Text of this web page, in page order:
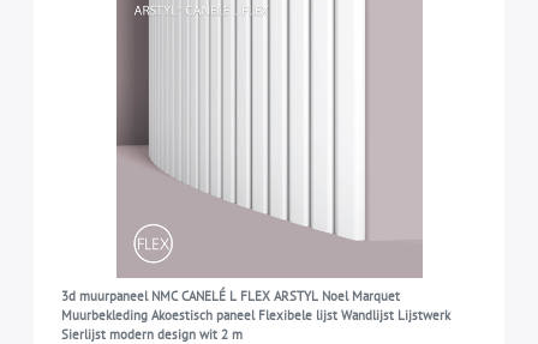
3d muurpaneel NMC CANELÉ L FLEX ARSTYL Noel Marquet
Muurbekleding Akoestisch paneel Flexibele lijst Wandlijst Lijstwerk
Sierlijst modern design wit 2 m